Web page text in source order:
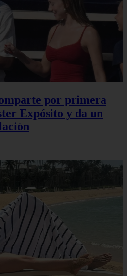
por primera
Expósito y da un